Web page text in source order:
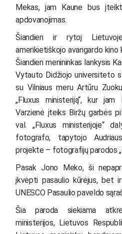
Mekas, jam Kaune bus
apdovanojimas.
Šiandien ir rytoj
amerikietiškojo avangardo
Šiandien menininkas lankysis
Vytauto Didžiojo universiteto
su Vilniaus meru Artūru
„Fluxus ministeriją“, kur
Varzienė įteiks Biržų garbės
val. „Fluxus ministerijoje“
fotografo, tapytojo
projekte – fotografijų parodos
Pasak Jono Meko, ši
įkvėpti pasaulio kūrėjus, bet
UNESCO Pasaulio paveldo
Šia paroda siekiama
ministerijos, Lietuvos